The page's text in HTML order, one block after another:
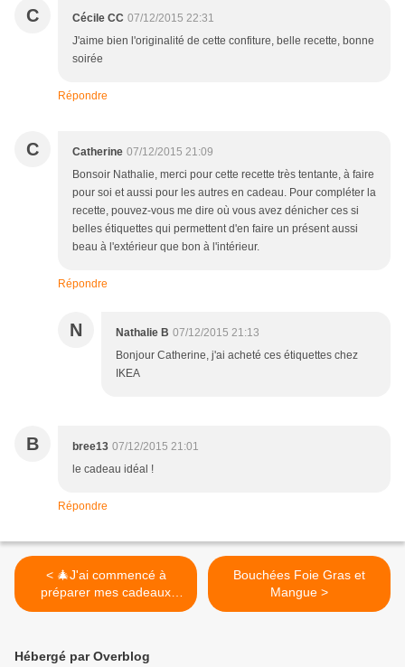
C Cécile CC 07/12/2015 22:31
J'aime bien l'originalité de cette confiture, belle recette, bonne
soirée
Répondre
C Catherine 07/12/2015 21:09
Bonsoir Nathalie, merci pour cette recette très tentante, à faire
pour soi et aussi pour les autres en cadeau. Pour compléter la
recette, pouvez-vous me dire où vous avez dénicher ces si
belles étiquettes qui permettent d'en faire un présent aussi
beau à l'extérieur que bon à l'intérieur.
Répondre
N Nathalie B 07/12/2015 21:13
Bonjour Catherine, j'ai acheté ces étiquettes chez
IKEA
B bree13 07/12/2015 21:01
le cadeau idéal !
Répondre
< 🎄J'ai commencé à
préparer mes cadeaux
gourmands pour Noël ... Et
Bouchées Foie Gras et
Mangue >
Hébergé par Overblog